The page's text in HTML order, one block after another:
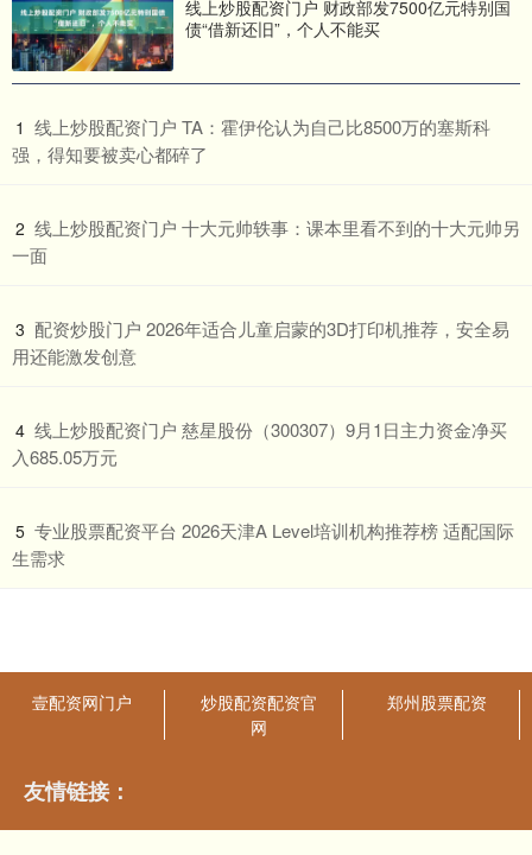
线上炒股配资门户 财政部发7500亿元特别国
债“借新还旧”，个人不能买
1 ​线上炒股配资门户 TA：霍伊伦认为自己比8500万的塞斯科
强，得知要被卖心都碎了
2 ​线上炒股配资门户 十大元帅轶事：课本里看不到的十大元帅另
一面
3 ​配资炒股门户 2026年适合儿童启蒙的3D打印机推荐，安全易
用还能激发创意
4 ​线上炒股配资门户 慈星股份（300307）9月1日主力资金净买
入685.05万元
5 ​专业股票配资平台 2026天津A Level培训机构推荐榜 适配国际
生需求
壹配资网门户
炒股配资配资官
网
郑州股票配资
友情链接：